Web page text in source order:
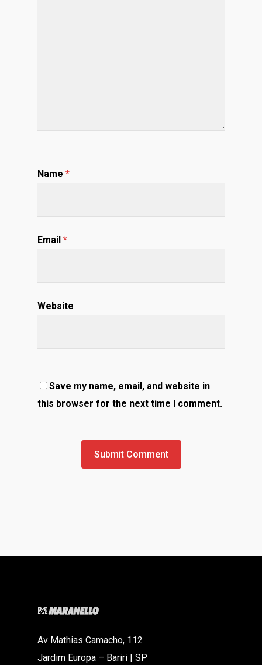
Name *
Email *
Website
Save my name, email, and website in
this browser for the next time I comment.
Av Mathias Camacho, 112
Jardim Europa – Bariri | SP